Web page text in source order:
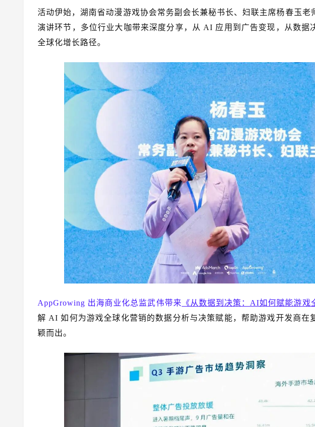
活动伊始，湖南省动漫游戏协会常务副会长兼秘书长、妇联主席杨春玉老
演讲环节，多位行业大咖带来深度分享，从 AI 应用到广告变现，从数据
全球化增长路径。
AppGrowing 出海商业化总监武伟带来 《从数据到决策：AI如何赋能游戏
解 AI 如何为游戏全球化营销的数据分析与决策赋能，帮助游戏开发商在
颖而出。